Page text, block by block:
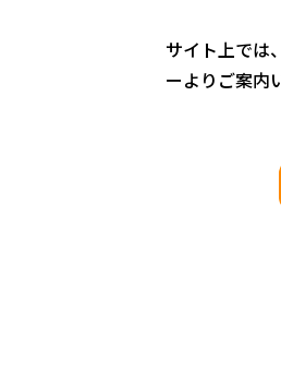
サイト上では
ーよりご案内